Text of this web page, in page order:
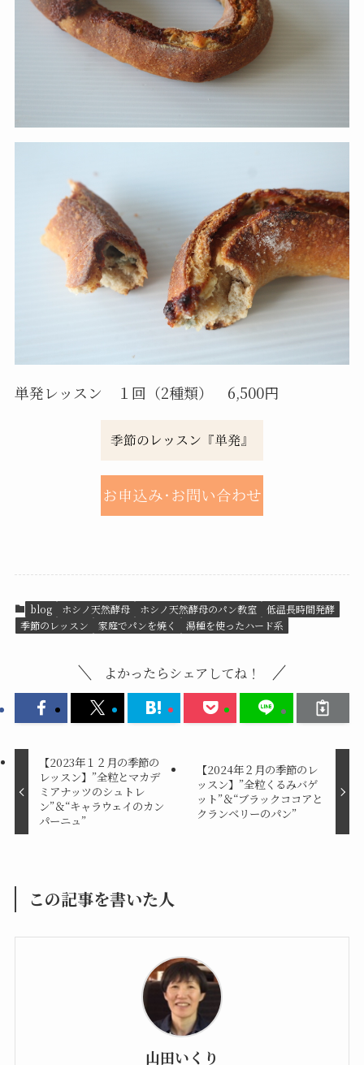
単発レッスン １回（2種類） 6,500円
blog ホシノ天然酵母 ホシノ天然酵母のパン教室
低温長時間発酵
季節のレッスン
家庭でパンを焼く 湯種を使ったハード系
よかったらシェアしてね！
【2023年１２月の季節の
レッスン】”全粒とマカデ
ミアナッツのシュトレ
ン”＆“キャラウェイのカン
パーニュ”
【2024年２月の季節のレ
ッスン】”全粒くるみバゲ
ット”＆“ブラックココアと
クランベリーのパン”
この記事を書いた人
山田いくり